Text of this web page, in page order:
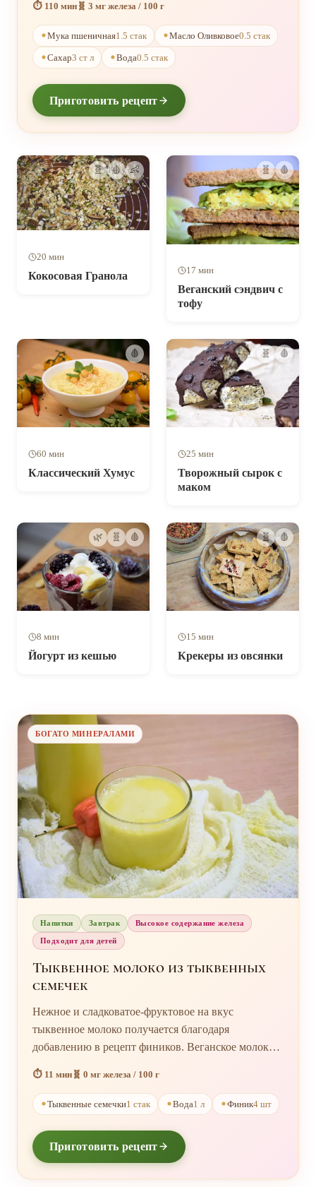
готовлю рулет с маком без яиц и дрожжей.
⏱️ 110 мин🧬 3 мг железа / 100 г
Мука пшеничная1.5 стак Масло Оливковое0.5 стак
Сахар3 ст л Вода0.5 стак
Приготовить рецепт
🧬 🩸 👶
20 мин
Кокосовая Гранола
🧬 🩸
17 мин
Веганский сэндвич с
тофу
🩸
60 мин
Классический Хумус
🧬 🩸
25 мин
Творожный сырок с
маком
🌿 🧬 🩸
8 мин
Йогурт из кешью
🧬 🩸
15 мин
Крекеры из овсянки
БОГАТО МИНЕРАЛАМИ
Напитки Завтрак Высокое содержание железа
Подходит для детей
Тыквенное молоко из тыквенных
семечек
Нежное и сладковатое-фруктовое на вкус
тыквенное молоко получается благодаря
добавлению в рецепт фиников. Веганское молоко
детям. Тыквенное молочко нужно принимать
каждое утро по стакану, чтобы организм впитал
максимум пользы и энергии. Больше всего
тыквенное молоко я люблю употреблять, добавляя
в смузи или хлопьи с изюмом, корицей.
⏱️ 11 мин🧬 0 мг железа / 100 г
Тыквенные семечки1 стак Вода1 л Финик4 шт
Приготовить рецепт